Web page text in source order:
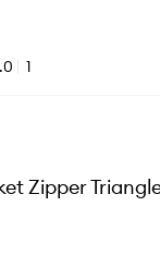
1
Zipper